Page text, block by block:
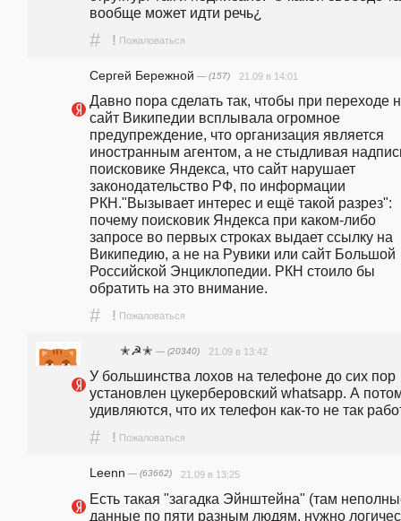
вообще может идти речь¿
# ! Пожаловаться
Сергей Бережной — (157) 21.09 в 14:01
Давно пора сделать так, чтобы при переходе
сайт Википедии всплывала огромное
предупреждение, что организация является
иностранным агентом, а не стыдливая
поисковике Яндекса, что сайт нарушает
законодательство РФ, по информации
РКН."Вызывает интерес и ещё такой разрез":
почему поисковик Яндекса при каком-либо
запросе во первых строках выдает ссылку на
Википедию, а не на Рувики или сайт Большой
Российской Энциклопедии. РКН стоило бы
обратить на это внимание.
# ! Пожаловаться
ᅠ ᅠ ✭☭✭ — (20340) 21.09 в 13:42
У большинства лохов на телефоне до сих пор
установлен цукерберовский whatsapp. А
удивляются, что их телефон как-то не так
# ! Пожаловаться
Leenn — (63662) 21.09 в 13:25
Есть такая "загадка Эйнштейна" (там
данные по пяти разным людям, нужно